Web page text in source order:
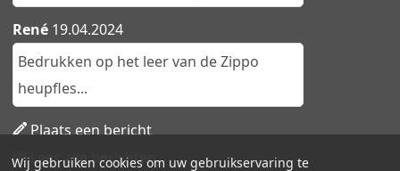
René 19.04.2024
Bedrukken op het leer van de Zippo
heupfles...
Plaats een bericht
Lees alle berichten
Wij gebruiken cookies om uw gebruikservaring te